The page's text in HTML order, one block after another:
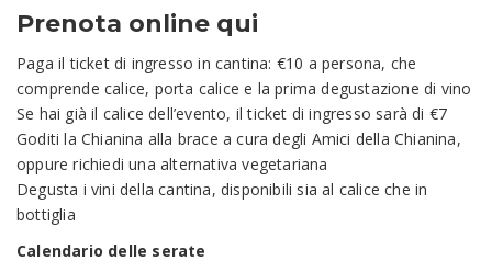
Prenota online qui
Paga il ticket di ingresso in cantina: €10 a persona, che
comprende calice, porta calice e la prima degustazione di vino
Se hai già il calice dell’evento, il ticket di ingresso sarà di €7
Goditi la Chianina alla brace a cura degli Amici della Chianina,
oppure richiedi una alternativa vegetariana
Degusta i vini della cantina, disponibili sia al calice che in
bottiglia
Calendario delle serate